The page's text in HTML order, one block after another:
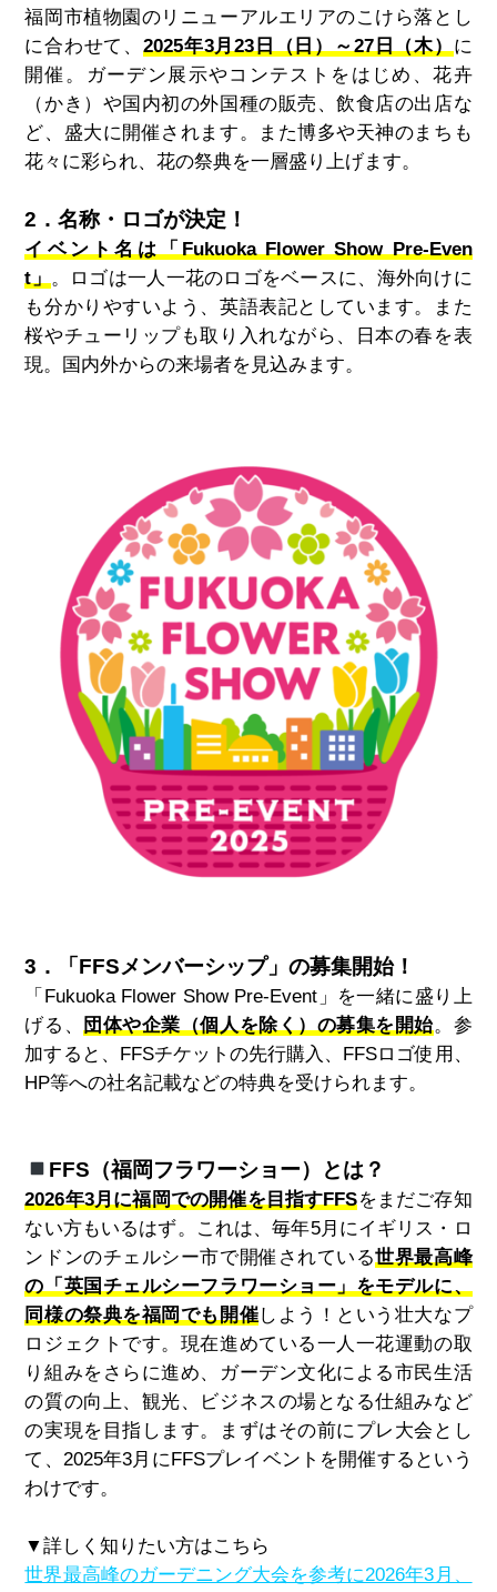
福岡市植物園のリニューアルエリアのこけら落とし
に合わせて、2025年3月23日（日）～27日（木）に
開催。ガーデン展示やコンテストをはじめ、花卉
（かき）や国内初の外国種の販売、飲食店の出店な
ど、盛大に開催されます。また博多や天神のまちも
花々に彩られ、花の祭典を一層盛り上げます。
2．名称・ロゴが決定！
イベント名は「Fukuoka Flower Show Pre-Even
t」。ロゴは一人一花のロゴをベースに、海外向けに
も分かりやすいよう、英語表記としています。また
桜やチューリップも取り入れながら、日本の春を表
現。国内外からの来場者を見込みます。
3．「FFSメンバーシップ」の募集開始！
「 FukuokaFlower Show Pre-Event」を一緒に盛り上
げる、団体や企業（個人を除く）の募集を開始。参
加すると、 FFSチケットの先行購入、 FFSロゴ使用、
HP等への社名記載などの特典を受けられます。
FFS（福岡フラワーショー）とは？
2026年3月に福岡での開催を目指すFFSをまだご存知
ない方もいるはず。これは、毎年5月にイギリス・ロ
ンドンのチェルシー市で開催されている世界最高峰
の「英国チェルシーフラワーショー」をモデルに、
同様の祭典を福岡でも開催しよう！という壮大なプ
ロジェクトです。現在進めている一人一花運動の取
り組みをさらに進め、ガーデン文化による市民生活
の質の向上、観光、ビジネスの場となる仕組みなど
の実現を目指します。まずはその前にプレ大会とし
て、 2025年3月にFFSプレイベントを開催するという
わけです。
▼詳しく知りたい方はこちら
世界最高峰のガーデニング大会を参考に2026年3月、